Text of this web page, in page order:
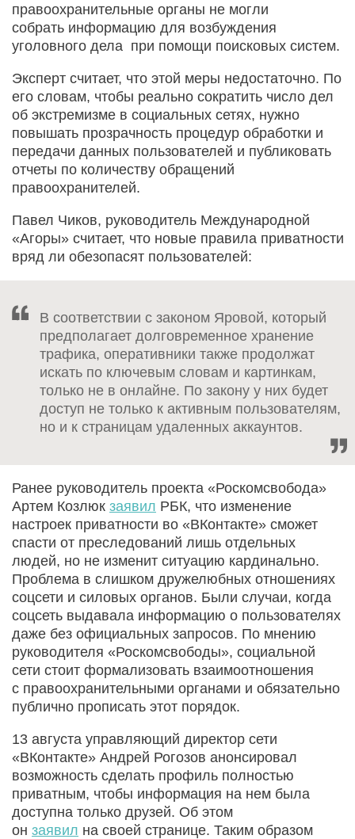
правоохранительные органы не могли
собрать информацию для возбуждения
уголовного дела при помощи поисковых систем.
Эксперт считает, что этой меры недостаточно. По
его словам, чтобы реально сократить число дел
об экстремизме в социальных сетях, нужно
повышать прозрачность процедур обработки и
передачи данных пользователей и публиковать
отчеты по количеству обращений
правоохранителей.
Павел Чиков, руководитель Международной
«Агоры» считает, что новые правила приватности
вряд ли обезопасят пользователей:
В соответствии с законом Яровой, который
предполагает долговременное хранение
трафика, оперативники также продолжат
искать по ключевым словам и картинкам,
только не в онлайне. По закону у них будет
доступ не только к активным пользователям,
но и к страницам удаленных аккаунтов.
Ранее руководитель проекта «Роскомсвобода»
Артем Козлюк заявил РБК, что изменение
настроек приватности во «ВКонтакте» сможет
спасти от преследований лишь отдельных
людей, но не изменит ситуацию кардинально.
Проблема в слишком дружелюбных отношениях
соцсети и силовых органов. Были случаи, когда
соцсеть выдавала информацию о пользователях
даже без официальных запросов. По мнению
руководителя «Роскомсвободы», социальной
сети стоит формализовать взаимоотношения
с правоохранительными органами и обязательно
публично прописать этот порядок.
13 августа управляющий директор сети
«ВКонтакте» Андрей Рогозов анонсировал
возможность сделать профиль полностью
приватным, чтобы информация на нем была
доступна только друзей. Об этом
он заявил на своей странице. Таким образом